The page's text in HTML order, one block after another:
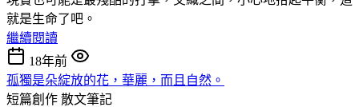
就是生命了吧。
繼續閱讀
18年前
孤獨是朵綻放的花，華麗，而且自然。
短篇創作 散文筆記